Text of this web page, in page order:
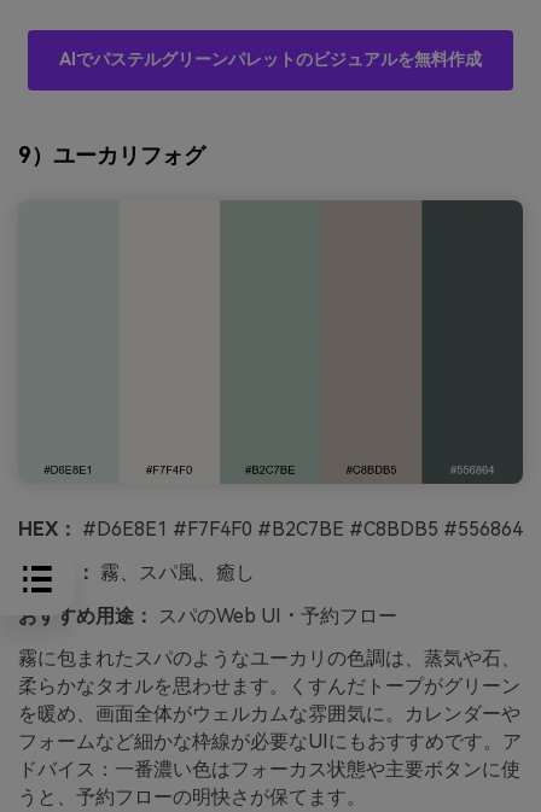
AIでパステルグリーンパレットのビジュアルを無料作成
9）ユーカリフォグ
HEX： #D6E8E1 #F7F4F0 #B2C7BE #C8BDB5 #556864
ムード： 霧、スパ風、癒し
おすすめ用途：
スパのWeb UI・予約フロー
霧に包まれたスパのようなユーカリの色調は、蒸気や石、
柔らかなタオルを思わせます。くすんだトープがグリーン
を暖め、画面全体がウェルカムな雰囲気に。カレンダーや
フォームなど細かな枠線が必要なUIにもおすすめです。ア
ドバイス：一番濃い色はフォーカス状態や主要ボタンに使
うと、予約フローの明快さが保てます。